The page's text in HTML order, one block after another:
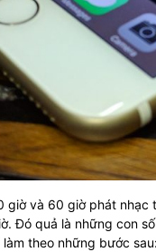
giờ và 60 giờ phát
Đó quả là những con
theo những bước sau: